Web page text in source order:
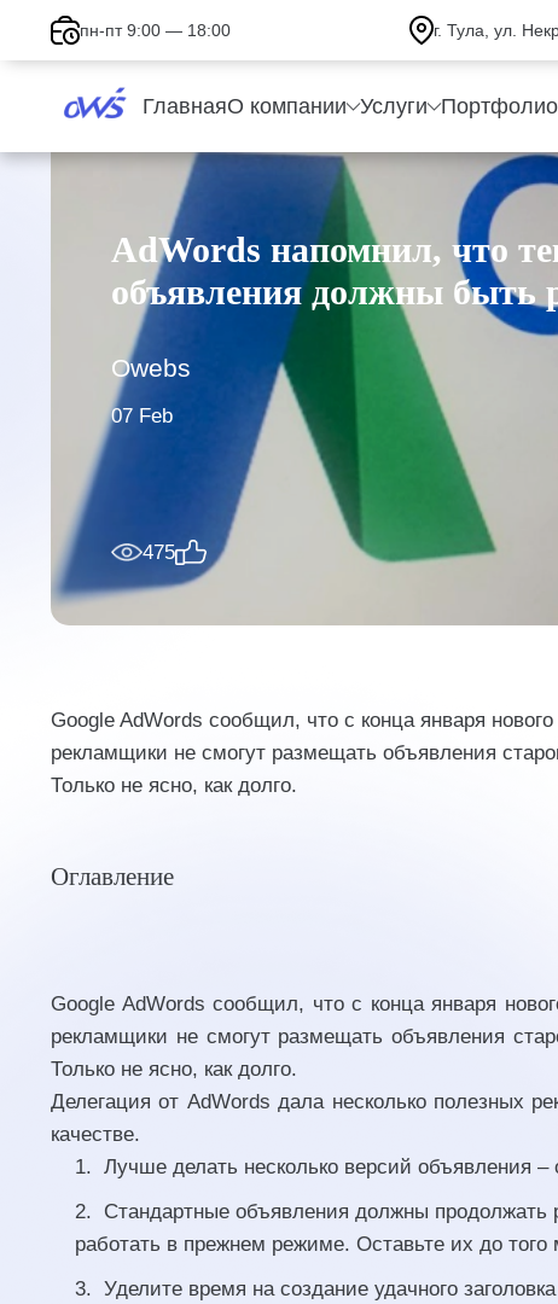
пн-пт 9:00 — 18:00 г. Тула, ул.
ГлавнаяО компании Услуги Портфолио
AdWords напомнил, что
объявления должны быть
Owebs
07 Feb
475
Google AdWords сообщил, что с конца января
рекламщики не смогут размещать объявления
Только не ясно, как долго.
Оглавление
Google AdWords сообщил, что с конца января
рекламщики не смогут размещать объявления
Только не ясно, как долго.
Делегация от AdWords дала несколько полезных
качестве.
Лучше делать несколько версий объявления –
Стандартные объявления должны продолжать
работать в прежнем режиме. Оставьте их до
Уделите время на создание удачного